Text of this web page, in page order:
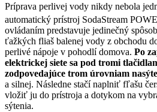
Príprava perlivej vody nikdy nebola
automatický prístroj SodaStream
ovládaním predstavuje jedinečný
ťažkých fliaš balenej vody z obchodu
perlivé nápoje v pohodlí domova. Po
elektrickej siete sa pod tromi
zodpovedajúce trom úrovniam
a silnej. Následne stačí naplniť fľašu
vložiť ju do prístroja a dotykom na
sýtenia.